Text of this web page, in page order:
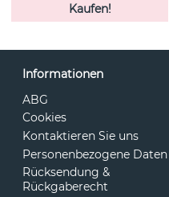
Kaufen!
Informationen
ABG
Cookies
Kontaktieren Sie uns
Personenbezogene Daten
Rücksendung &
Rückgaberecht